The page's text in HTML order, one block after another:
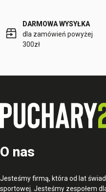
DARMOWA WYSYŁKA
dla zamówień powyżej
300zł
O nas
Jesteśmy firmą, która od lat
sportowej. Jesteśmy zespołem